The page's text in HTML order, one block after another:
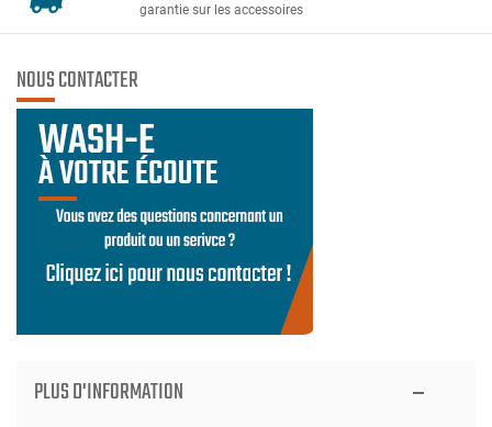
garantie sur les accessoires
NOUS CONTACTER
PLUS D'INFORMATION